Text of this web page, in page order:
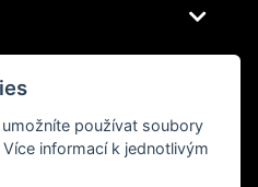
INIZIO Internet Media s.r.o.|
cookies
umožníte používat soubory